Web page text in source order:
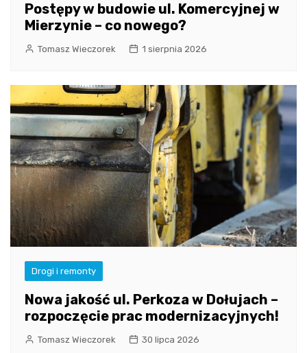
Postępy w budowie ul. Komercyjnej w
Mierzynie – co nowego?
Tomasz Wieczorek 1 sierpnia 2026
Drogi i remonty
Nowa jakość ul. Perkoza w Dołujach –
rozpoczęcie prac modernizacyjnych!
Tomasz Wieczorek 30 lipca 2026